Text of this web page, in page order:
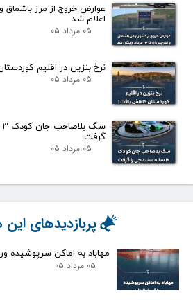
عوارض خروج از مرز باشماق
اعلام شد
۰۵ مرداد ۰۵
نرخ بنزین در اقلیم
۰۵ مرداد ۰۵
گرفت
۰۵ مرداد ۰۵
مهاباد به اماکن سرپوشیده
۰۵ مرداد ۰۵
پربازدیدهای